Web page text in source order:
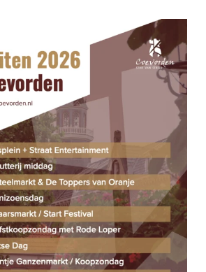
M
E
E
N
Z
O
E
E
N
T
W
E
E
G
A
V
E